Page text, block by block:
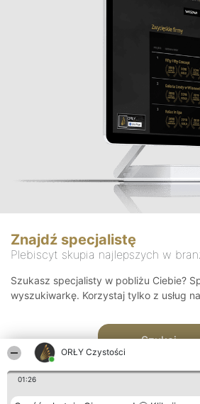
ORŁY Czystości
01:26
Znajdź specjalistę
Plebiscyt skupia najlepszych w
Szukasz specjalisty w pobliżu Ciebie?
wyszukiwarkę. Korzystaj tylko z usług
Szukaj